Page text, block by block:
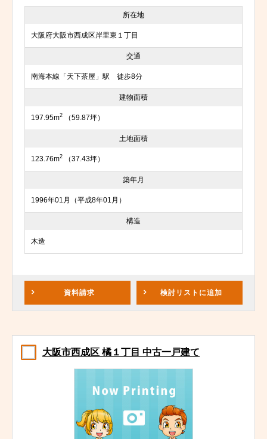
所在地
大阪府大阪市西成区岸里東１丁目
交通
南海本線「天下茶屋」駅 徒歩8分
建物面積
197.95m2 （59.87坪）
土地面積
123.76m2 （37.43坪）
築年月
1996年01月（平成8年01月）
構造
木造
資料請求 検討リスト に追加
大阪市西成区 橘１丁目 中古一戸建て